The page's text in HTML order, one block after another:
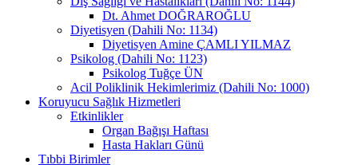
Dt. Ahmet DOĞRAROĞLU
Diyetisyen (Dahili No: 1134)
Diyetisyen Amine ÇAMLI YILMAZ
Psikolog (Dahili No: 1123)
Psikolog Tuğçe ÜN
Acil Poliklinik Hekimlerimiz (Dahili No: 1000)
Koruyucu Sağlık Hizmetleri
Etkinlikler
Organ Bağışı Haftası
Hasta Hakları Günü
Tıbbi Birimler